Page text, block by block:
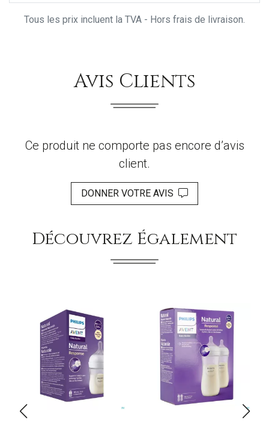
Tous les prix incluent la TVA - Hors frais de livraison.
Avis Clients
Ce produit ne comporte pas encore d’avis
client.
DONNER VOTRE AVIS
Découvrez Également